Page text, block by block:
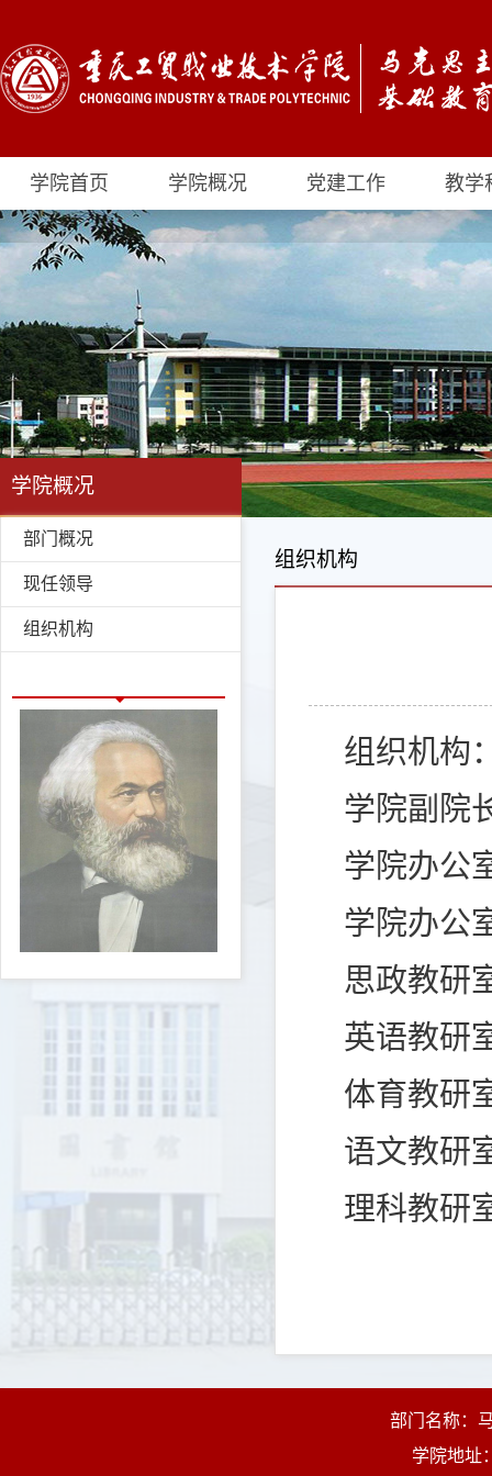
学院首页 学院概况 党建工作 教学
学院概况
部门概况
现任领导
组织机构
组织机构
组织机构
学院副院
学院办公
学院办公
思政教研
英语教研
体育教研
语文教研
理科教研
部门名称：
学院地址